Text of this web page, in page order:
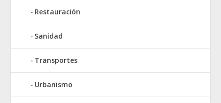
Restauración
Sanidad
Transportes
Urbanismo